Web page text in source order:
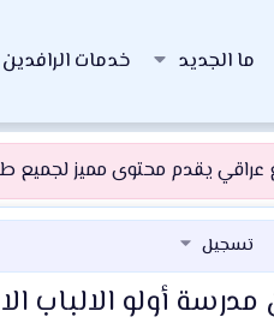
ما الجديد خدمات الرافدين
يقدم محتوى مميز لجميع
تسجيل
أولو الالباب